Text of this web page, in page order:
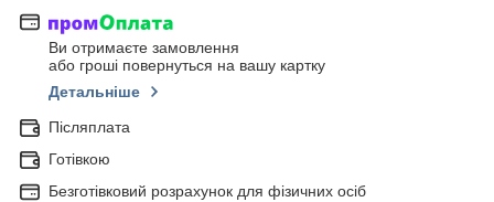
Ви отримаєте замовлення
або гроші повернуться на вашу картку
Детальніше
Післяплата
Готівкою
Безготівковий розрахунок для фізичних осіб